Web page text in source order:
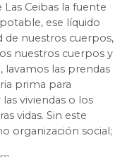
Ceibas la fuente
ese líquido
de nuestros cuerpos,
nuestros cuerpos y
lavamos las prendas
prima para
viviendas o los
vidas. Sin este
organización social;